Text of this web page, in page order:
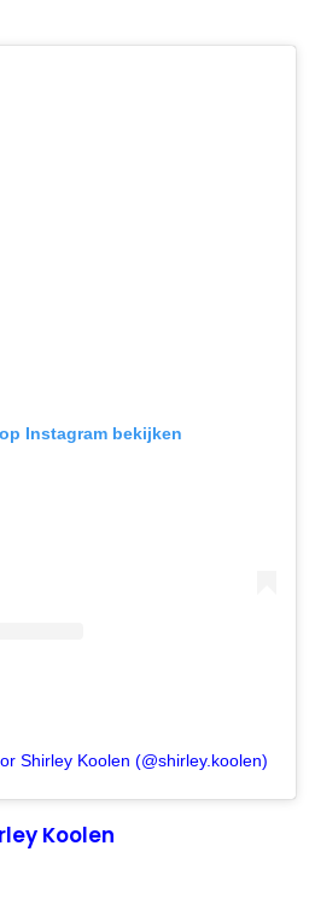
Instagram bekijken
Shirley Koolen (@shirley.koolen)
Koolen